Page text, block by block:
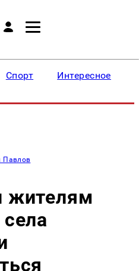
Спорт Интересное
Павлов
жителям